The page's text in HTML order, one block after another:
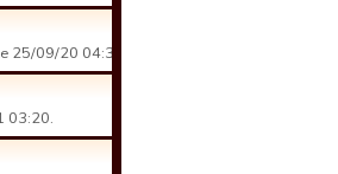
25/09/20 04:39.
03:20.